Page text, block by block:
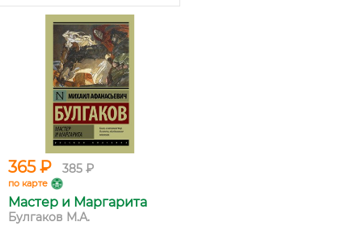
365 ₽ 385 ₽
по карте
Мастер и Маргарита
Булгаков М.А.